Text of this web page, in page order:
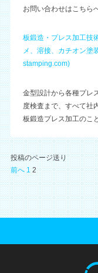
お問い合わせはこちら
板鍛造・プレス加工技
メ、溶接、カチオン塗
stamping.com)
金型設計から各種プレ
度検査まで、すべて社
板鍛造プレス加工のこ
投稿のページ送り
前へ 1 2